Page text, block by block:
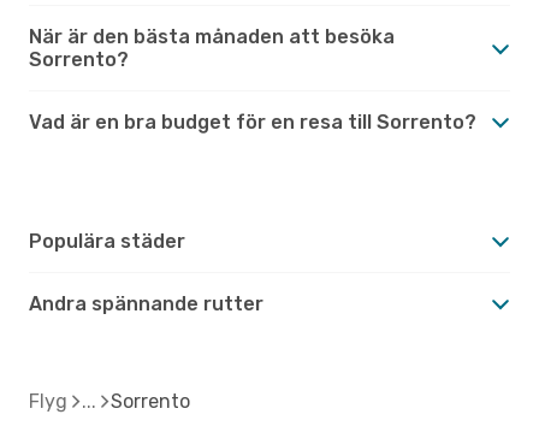
När är den bästa månaden att besöka
Sorrento?
Vad är en bra budget för en resa till Sorrento?
Populära städer
Andra spännande rutter
Flyg Sorrento